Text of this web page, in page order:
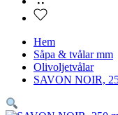
Hem
Såpa & tvålar mm
Olivoljetvålar
SAVON NOIR,